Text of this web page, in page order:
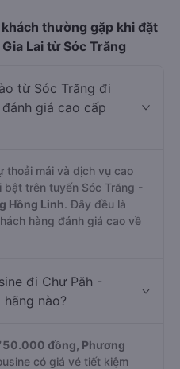
thường gặp khi đặt
Lai từ Sóc Trăng
từ Sóc Trăng đi
giá cao cấp
thoải mái và dịch vụ cao
bật trên tuyến Sóc Trăng -
Hồng Linh. Đây đều là
hàng đánh giá cao về
đi Chư Păh -
nào?
đồng, Phương
có giá vé tiết kiệm